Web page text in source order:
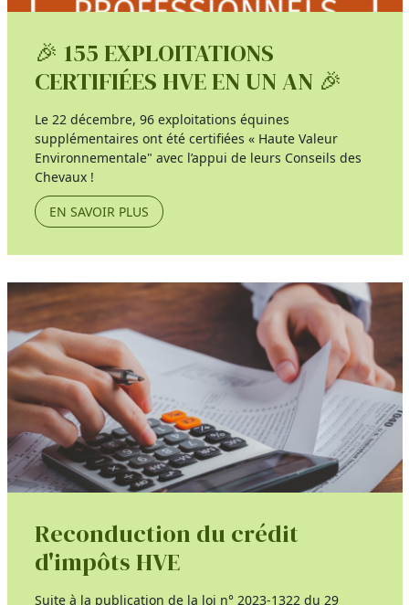
🎉 155 EXPLOITATIONS
CERTIFIÉES HVE EN UN AN 🎉
Le 22 décembre, 96 exploitations équines
supplémentaires ont été certifiées « Haute Valeur
Environnementale" avec l’appui de leurs Conseils des
Chevaux !
EN SAVOIR PLUS
Reconduction du crédit
d'impôts HVE
Suite à la publication de la loi n° 2023-1322 du 29